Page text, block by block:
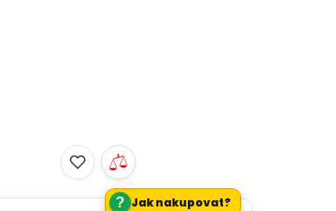
? Jak nakupovat?